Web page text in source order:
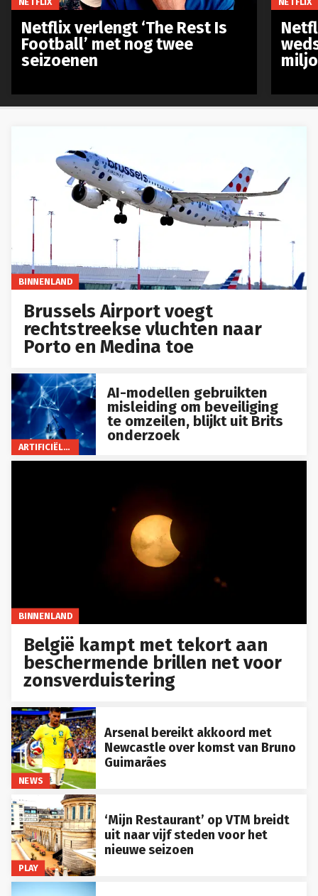
BINNENLAND
Brussels Airport voegt
rechtstreekse vluchten naar
Porto en Medina toe
ARTIFICIËLE INTELLIGENTIE
AI-modellen gebruikten
misleiding om beveiliging
te omzeilen, blijkt uit Brits
onderzoek
BINNENLAND
België kampt met tekort aan
beschermende brillen net voor
zonsverduistering
NEWS
Arsenal bereikt akkoord met
Newcastle over komst van Bruno
Guimarães
PLAY
‘Mijn Restaurant’ op VTM breidt
uit naar vijf steden voor het
nieuwe seizoen
Netflix verlengt ‘The Rest Is
Football’ met nog twee
seizoenen